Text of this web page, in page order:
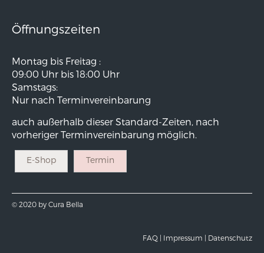
Öffnungszeiten
Montag bis Freitag :
09:00 Uhr bis 18:00 Uhr
Samstags:
Nur nach Terminvereinbarung
auch außerhalb dieser Standard-Zeiten, nach
vorheriger Terminvereinbarung möglich.
E-Shop Termin
© 2020 by Cura Bella
FAQ | Impressum | Datenschutz